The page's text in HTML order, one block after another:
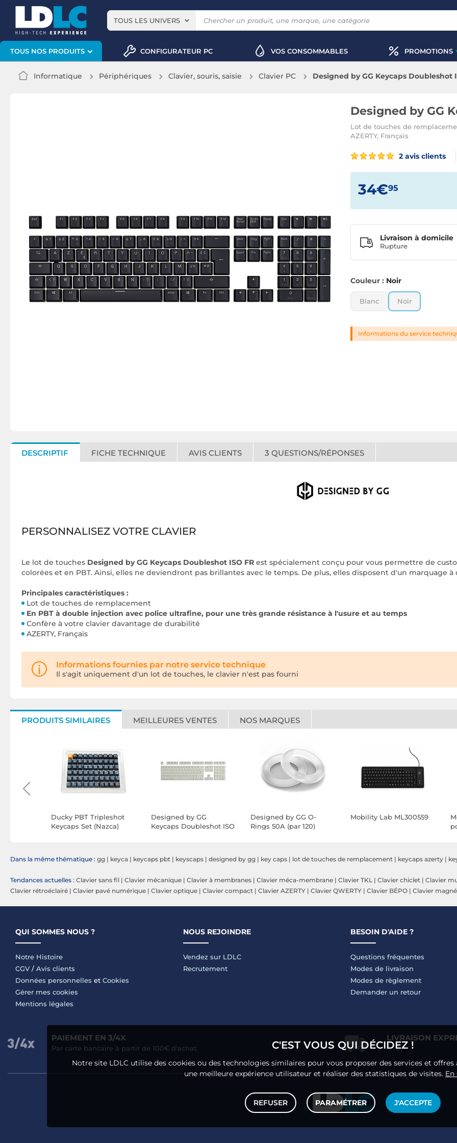
TOUS LES UNIVERS
TOUS NOS PRODUITS CONFIGURATEUR PC VOS CONSOMMABLES PROMOTIONS
Informatique Périphériques Clavier, souris, saisie Clavier PC Designed by GG Keycaps Doubleshot
Designed by GG
Lot de touches de
AZERTY, Français
2 avis clients
34€95
Livraison à domicile
Rupture
Couleur : Noir
Blanc Noir
Informations du service
DESCRIPTIF FICHE TECHNIQUE AVIS CLIENTS 3 QUESTIONS/RÉPONSES
PERSONNALISEZ VOTRE CLAVIER
Le lot de touches Designed by GG Keycaps Doubleshot ISO FR est spécialement conçu pour vous permettre de
colorées et en PBT. Ainsi, elles ne deviendront pas brillantes avec le temps. De plus, elles disposent d'un marquage
Principales caractéristiques :
Lot de touches de remplacement
En PBT à double injection avec police ultrafine, pour une très grande résistance à l'usure et au temps
Confère à votre clavier davantage de durabilité
AZERTY, Français
Informations fournies par notre service technique
Il s'agit uniquement d'un lot de touches, le clavier n'est pas fourni
PRODUITS SIMILAIRES MEILLEURES VENTES NOS MARQUES
Ducky PBT Tripleshot
Keycaps Set (Nazca)
Designed by GG
Keycaps Doubleshot ISO
Designed by GG O-
Rings 50A (par 120)
Mobility Lab ML300559
Dans la même thématique : gg | keyca | keycaps pbt | keyscaps | designed by gg | key caps | lot de touches de remplacement | keycaps azerty |
Tendances actuelles : Clavier sans fil | Clavier mécanique | Clavier à membranes | Clavier méca-membrane | Clavier TKL | Clavier chiclet | Clavier
Clavier rétroéclairé | Clavier pavé numérique | Clavier optique | Clavier compact | Clavier AZERTY | Clavier QWERTY | Clavier BÉPO | Clavier
QUI SOMMES NOUS ?
Notre Histoire
CGV / Avis clients
Données personnelles et Cookies
Gérer mes cookies
Mentions légales
NOUS REJOINDRE
Vendez sur LDLC
Recrutement
BESOIN D'AIDE ?
Questions fréquentes
Modes de livraison
Modes de règlement
Demander un retour
PAIEMENT EN 3/4X
Par carte bancaire à partir de 100€ d'achat.
LIVRAISON
C'EST VOUS QUI DÉCIDEZ !
Notre site LDLC utilise des cookies ou des technologies similaires pour vous proposer des services et
une meilleure expérience utilisateur et réaliser des statistiques de visites. En
REFUSER PARAMÉTRER J'ACCEPTE